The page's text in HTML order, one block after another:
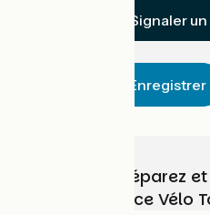
Signaler
Enregistrer
Choisissez, préparez
vélo avec France Vélo